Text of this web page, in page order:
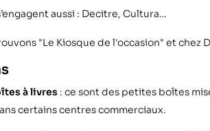
aussi : Decitre, Cultura…
"Le Kiosque de l'occasion" et chez
à livres : ce sont des petites boîtes
certains centres commerciaux.